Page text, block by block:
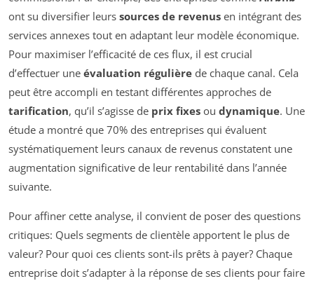
ont su diversifier leurs sources de revenus en intégrant des
services annexes tout en adaptant leur modèle économique.
Pour maximiser l’efficacité de ces flux, il est crucial
d’effectuer une évaluation régulière de chaque canal. Cela
peut être accompli en testant différentes approches de
tarification, qu’il s’agisse de prix fixes ou dynamique. Une
étude a montré que 70% des entreprises qui évaluent
systématiquement leurs canaux de revenus constatent une
augmentation significative de leur rentabilité dans l’année
suivante.
Pour affiner cette analyse, il convient de poser des questions
critiques: Quels segments de clientèle apportent le plus de
valeur? Pour quoi ces clients sont-ils prêts à payer? Chaque
entreprise doit s’adapter à la réponse de ses clients pour faire